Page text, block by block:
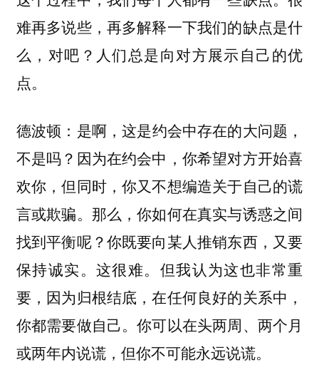
难再多说些，再多解释一下我们的缺点是什
么，对吧？人们总是向对方展示自己的优
点。
德波顿： 是啊，这是约会中存在的大问题，
不是吗？因为在约会中，你希望对方开始喜
欢你，但同时，你又不想编造关于自己的谎
言或欺骗。那么，你如何在真实与诱惑之间
找到平衡呢？你既要向某人推销东西，又要
保持诚实。这很难。但我认为这也非常重
要，因为归根结底，在任何良好的关系中，
你都需要做自己。你可以在头两周、两个月
或两年内说谎，但你不可能永远说谎。